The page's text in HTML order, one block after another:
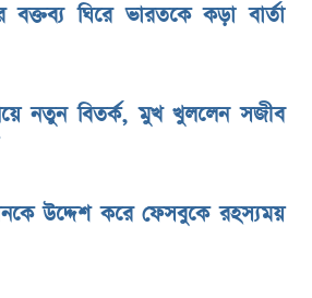
বক্তব্য ঘিরে ভারতকে কড়া বার্তা
নতুন বিতর্ক, মুখ খুললেন সজীব
উদ্দেশ করে ফেসবুকে রহস্যময়